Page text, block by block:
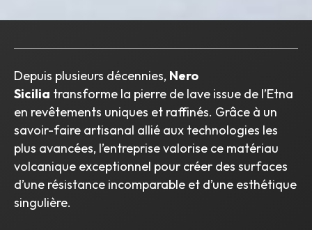
Depuis plusieurs décennies, Nero
Sicilia transforme la pierre de lave issue de l’Etna
en revêtements uniques et raffinés. Grâce à un
savoir-faire artisanal allié aux technologies les
plus avancées, l’entreprise valorise ce matériau
volcanique exceptionnel pour créer des surfaces
d’une résistance incomparable et d’une esthétique
singulière.